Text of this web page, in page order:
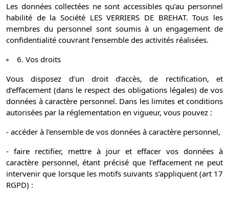
Les données collectées ne sont accessibles qu’au personnel
habilité de la Société LES VERRIERS DE BREHAT. Tous les
membres du personnel sont soumis à un engagement de
confidentialité couvrant l’ensemble des activités réalisées.
6. Vos droits
Vous disposez d’un droit d’accès, de rectification, et
d’effacement (dans le respect des obligations légales) de vos
données à caractère personnel. Dans les limites et conditions
autorisées par la réglementation en vigueur, vous pouvez :
- accéder à l’ensemble de vos données à caractère personnel,
- faire rectifier, mettre à jour et effacer vos données à
caractère personnel, étant précisé que l’effacement ne peut
intervenir que lorsque les motifs suivants s’appliquent (art 17
RGPD) :